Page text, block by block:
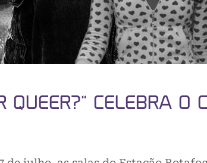
QUEER?” CELEBRA O